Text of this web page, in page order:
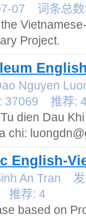
07 词条总
Project.
Nguyen
37069 推荐:
dien Dau
chi:
English-
An Tran
推荐: 4
based on